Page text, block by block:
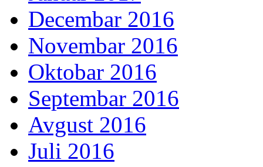
Decembar 2016
Novembar 2016
Oktobar 2016
Septembar 2016
Avgust 2016
Juli 2016